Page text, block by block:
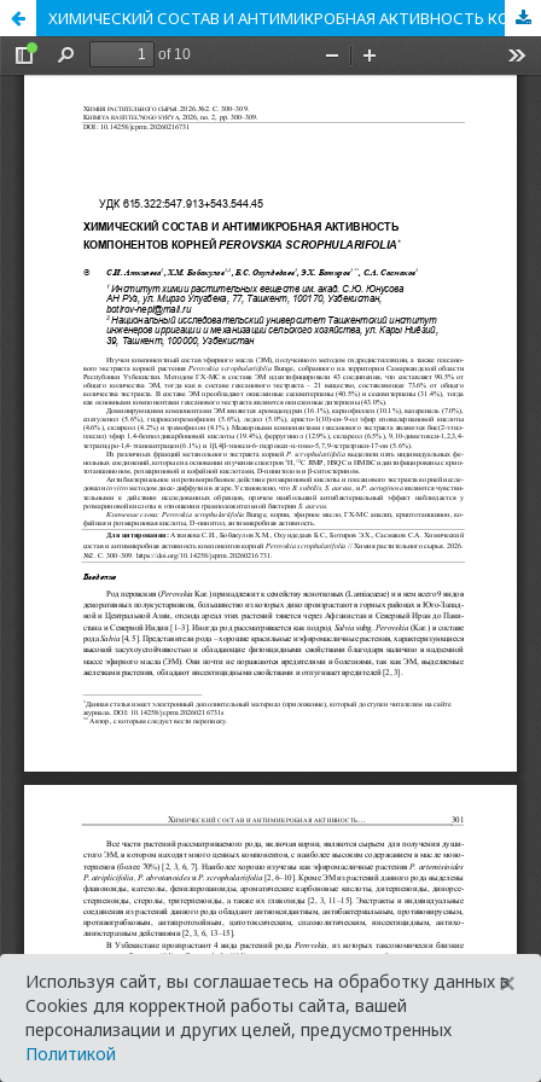
ХИМИЧЕСКИЙ СОСТАВ И АНТИМИКРОБНАЯ АКТИВНОСТЬ КОМПОНЕНТОВ КОРНЕЙ PEROVSKIA SCROPHULARIFOLIA
Используя сайт, вы соглашаетесь на обработку данных в
Cookies для корректной работы сайта, вашей
персонализации и других целей, предусмотренных
Политикой
×